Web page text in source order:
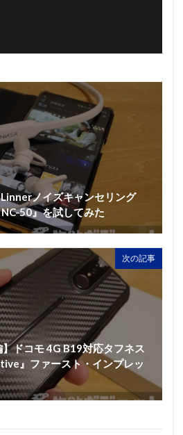
ノイズキャンセリング
50』を試してみた
次の記事
】ドコモ 4G B19対応タフネス
』ファースト・インプレッ